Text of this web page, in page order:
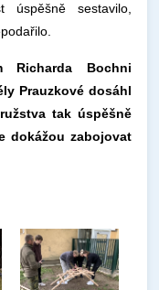
sestavilo,
Bochni
Prauzkové dosáhl
tak úspěšně
dokážou zabojovat